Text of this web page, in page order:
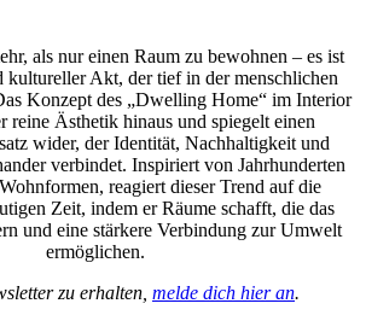
als nur einen Raum zu bewohnen – es ist
kultureller Akt, der tief in der menschlichen
Konzept des „Dwelling Home“ im Interior
reine Ästhetik hinaus und spiegelt einen
wider, der Identität, Nachhaltigkeit und
verbindet. Inspiriert von Jahrhunderten
reagiert dieser Trend auf die
Zeit, indem er Räume schafft, die das
und eine stärkere Verbindung zur Umwelt
ermöglichen.
zu erhalten, melde dich hier an.